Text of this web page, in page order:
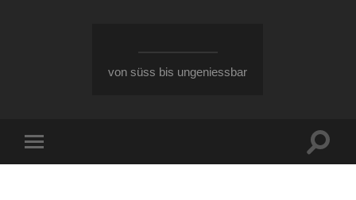
von süss bis ungeniessbar
Menü